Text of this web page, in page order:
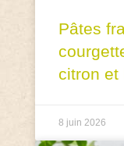
Pâtes
citron et
8 juin 2026